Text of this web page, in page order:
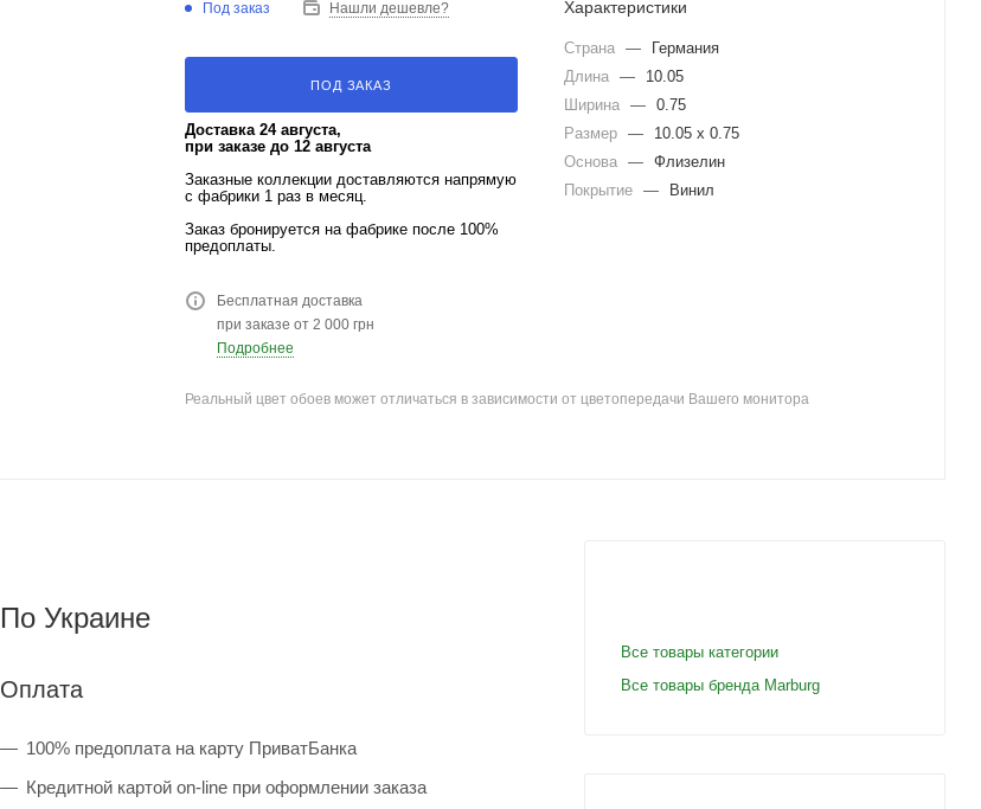
Под заказ Нашли дешевле?
ПОД ЗАКАЗ
Доставка 24 августа,
при заказе до 12 августа
Заказные коллекции доставляются напрямую
с фабрики 1 раз в месяц.
Заказ бронируется на фабрике после 100%
предоплаты.
Бесплатная доставка
при заказе от 2 000 грн
Подробнее
Характеристики
Страна —
Германия
Длина —
10.05
Ширина — 0.75
Размер —
10.05 x 0.75
Основа — Флизелин
Покрытие — Винил
Реальный цвет обоев может отличаться в зависимости от цветопередачи Вашего монитора
По Украине
Оплата
100% предоплата на карту ПриватБанка
Кредитной картой on-line при оформлении заказа
Все товары категории
Все товары бренда Marburg